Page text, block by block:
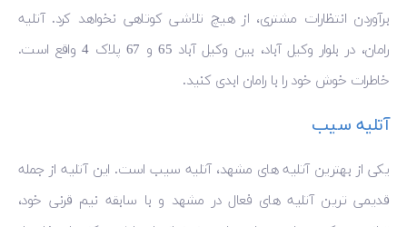
برآوردن انتظارات مشتری، از هیچ تلاشی کوتاهی نخواهد کرد. آتلیه
رامان، در بلوار وکیل آباد، بین وکیل آباد 65 و 67 پلاک 4 واقع است.
خاطرات خوش خود را با رامان ابدی کنید.
آتلیه سیب
یکی از بهترین آتلیه های مشهد، آتلیه سیب است. این آتلیه از جمله
قدیمی ترین آتلیه های فعال در مشهد و با سابقه نیم قرنی خود،